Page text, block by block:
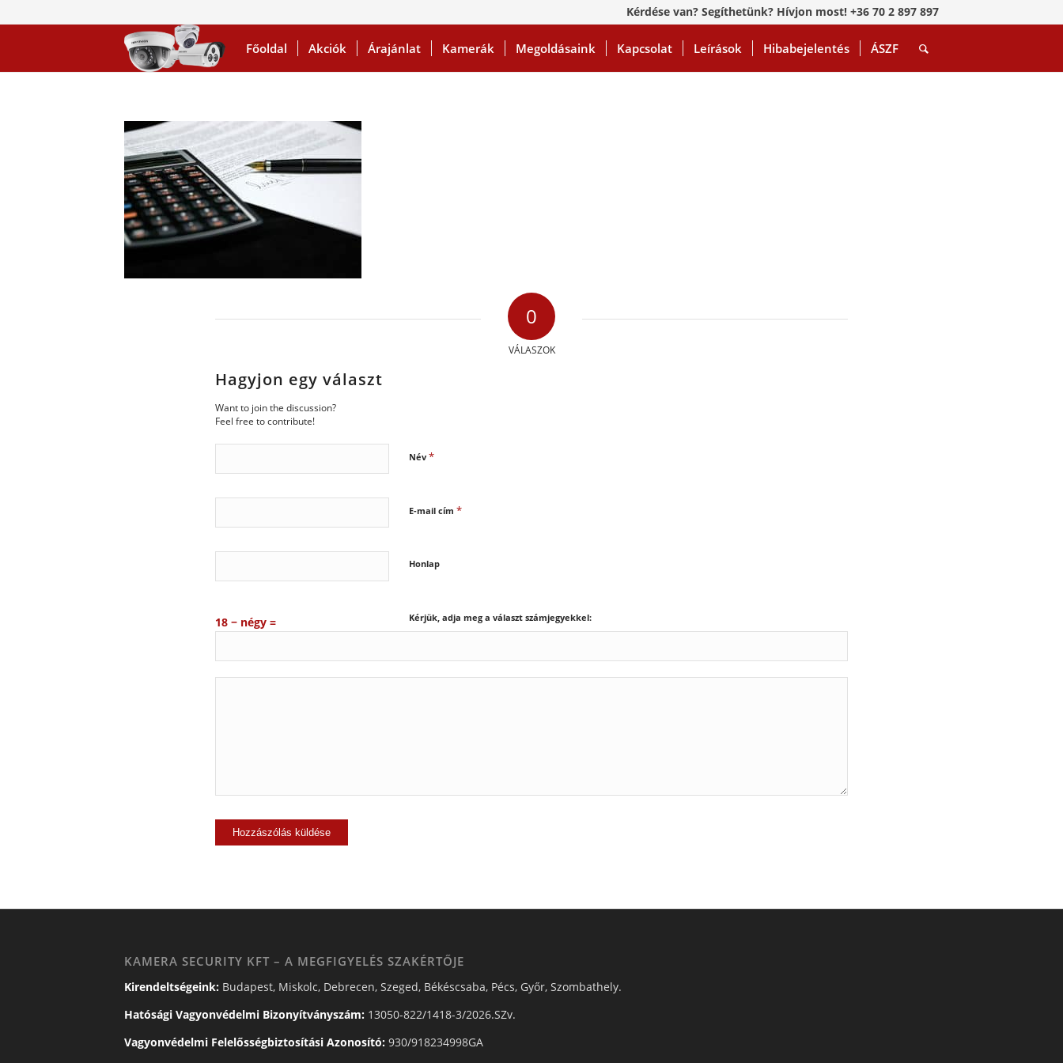
Kérdése van? Segíthetünk? Hívjon most! +36 70 2 897 897
Főoldal Akciók Árajánlat Kamerák Megoldásaink Kapcsolat Leírások Hibabejelentés ÁSZF
0
VÁLASZOK
Hagyjon egy választ
Want to join the discussion?
Feel free to contribute!
Név *
E-mail cím *
Honlap
Kérjük, adja meg a választ számjegyekkel:
18 − négy =
KAMERA SECURITY KFT – A MEGFIGYELÉS SZAKÉRTŐJE
Kirendeltségeink: Budapest, Miskolc, Debrecen, Szeged, Békéscsaba, Pécs, Győr, Szombathely.
Hatósági Vagyonvédelmi Bizonyítványszám: 13050-822/1418-3/2026.SZv.
Vagyonvédelmi Felelősségbiztosítási Azonosító: 930/918234998GA